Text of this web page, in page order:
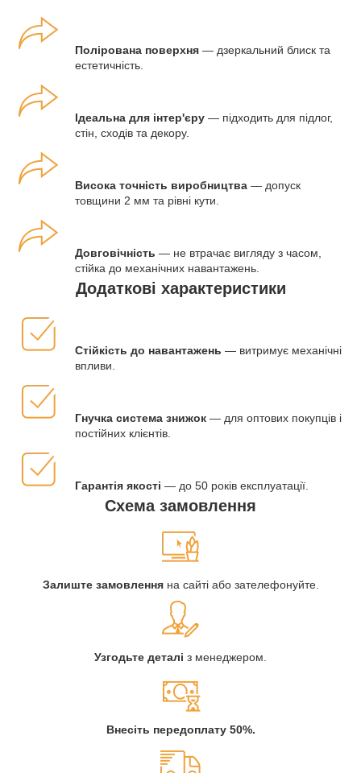
Полірована поверхня — дзеркальний блиск та
естетичність.
Ідеальна для інтер'єру — підходить для підлог,
стін, сходів та декору.
Висока точність виробництва — допуск
товщини 2 мм та рівні кути.
Довговічність — не втрачає вигляду з часом,
стійка до механічних навантажень.
Додаткові характеристики
Стійкість до навантажень — витримує механічні
впливи.
Гнучка система знижок — для оптових покупців і
постійних клієнтів.
Гарантія якості — до 50 років експлуатації.
Схема замовлення
Залиште замовленняна сайті або зателефонуйте.
Узгодьте деталі з менеджером.
Внесіть передоплату 50%.